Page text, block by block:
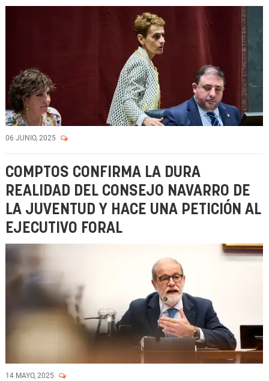
06 JUNIO, 2025
COMPTOS CONFIRMA LA DURA
REALIDAD DEL CONSEJO NAVARRO DE
LA JUVENTUD Y HACE UNA PETICIÓN AL
EJECUTIVO FORAL
14 MAYO, 2025